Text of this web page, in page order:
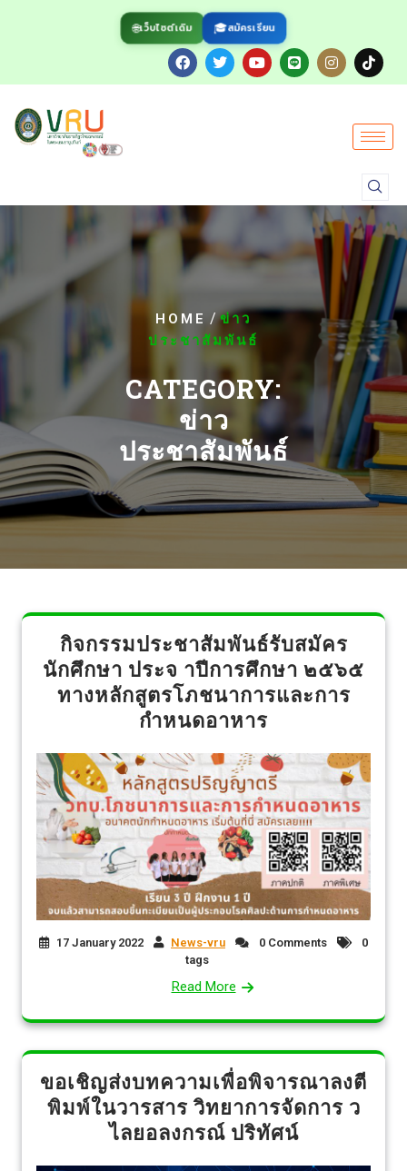
🌐เว็บไซต์เดิม 🎓สมัครเรียน
HOME /ข่าว
ประชาสัมพันธ์
CATEGORY:
ข่าว
ประชาสัมพันธ์
กิจกรรมประชาสัมพันธ์รับสมัคร
นักศึกษา ประจ าปีการศึกษา ๒๕๖๕
ทางหลักสูตรโภชนาการและการ
กำหนดอาหาร
17 January 2022 News-vru 0 Comments
0
tags
Read More
ขอเชิญส่งบทความเพื่อพิจารณาลงตี
พิมพ์ในวารสาร วิทยาการจัดการ ว
ไลยอลงกรณ์ ปริทัศน์